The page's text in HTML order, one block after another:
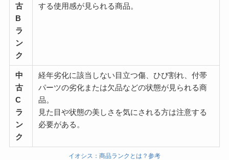
古
B
ラ
ン
ク
する使用感が見られる商品。
中
古
C
ラ
ン
ク
経年劣化に該当しない目立つ傷、ひび割れ、付帯
パーツの劣化または欠品などの状態が見られる商
品。
見た目や状態の美しさを気にされる方は注意する
必要がある。
イオシス：商品ランクとは？参考